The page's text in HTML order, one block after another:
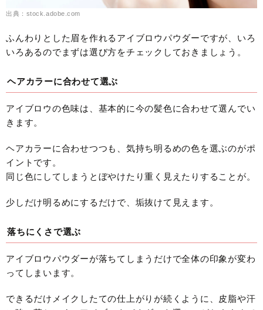
出典：stock.adobe.com
ふんわりとした眉を作れるアイブロウパウダーですが、いろ
いろあるのでまずは選び方をチェックしておきましょう。
ヘアカラーに合わせて選ぶ
アイブロウの色味は、基本的に今の髪色に合わせて選んでい
きます。
ヘアカラーに合わせつつも、気持ち明るめの色を選ぶのがポ
イントです。
同じ色にしてしまうとぼやけたり重く見えたりすることが。
少しだけ明るめにするだけで、垢抜けて見えます。
落ちにくさで選ぶ
アイブロウパウダーが落ちてしまうだけで全体の印象が変わ
ってしまいます。
できるだけメイクしたての仕上がりが続くように、皮脂や汗